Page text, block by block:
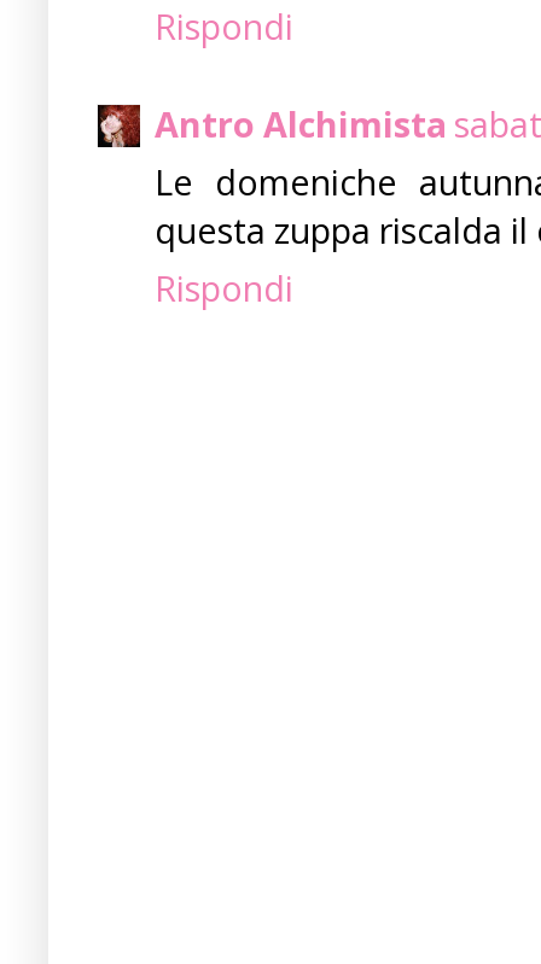
Rispondi
Antro Alchimista
Le domeniche
questa zuppa riscalda
Rispondi